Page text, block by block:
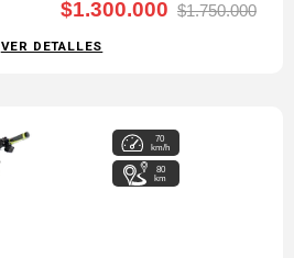
$1.300.000 $1.750.000
VER DETALLES
70
km/h
80
km